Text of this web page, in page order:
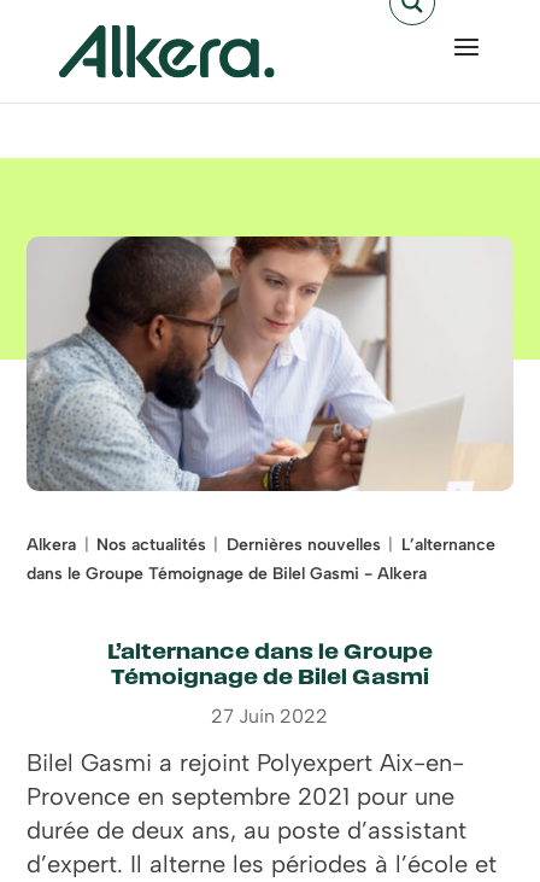
Alkera Nos actualités Dernières nouvelles
L’alternance
dans le Groupe Témoignage de Bilel Gasmi - Alkera
L’alternance dans le Groupe
Témoignage de Bilel Gasmi
27 Juin 2022
Bilel Gasmi a rejoint Polyexpert Aix-en-
Provence en septembre 2021 pour une
durée de deux ans, au poste d’assistant
d’expert. Il alterne les périodes à l’école et